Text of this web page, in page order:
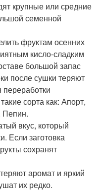
крупные или средние
семенной
фруктам осенних
кисло-сладким
большой запас
после сушки теряют
сорта как: Апорт,
Пепин.
вкус, который
Если заготовка
сохранят
аромат и яркий
их редко.